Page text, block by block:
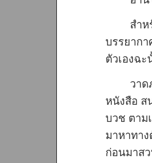
สำ
บรรยาก
ตัวเองฉะ
วาด
หนังสือ ส
บวช ตาม
มาหาทา
ก่อนมาส